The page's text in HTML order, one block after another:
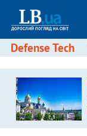
Defense Tech